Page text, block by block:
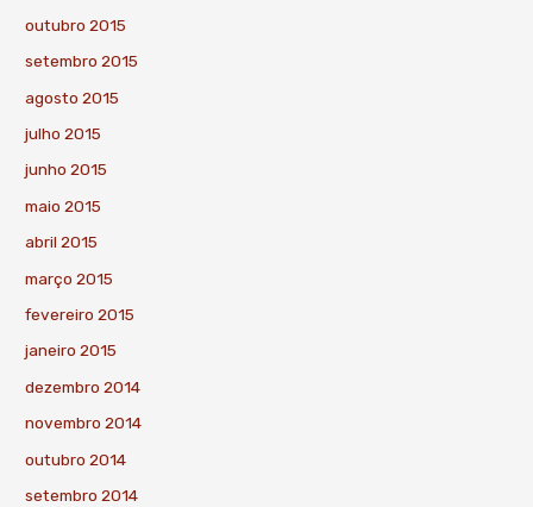
outubro 2015
setembro 2015
agosto 2015
julho 2015
junho 2015
maio 2015
abril 2015
março 2015
fevereiro 2015
janeiro 2015
dezembro 2014
novembro 2014
outubro 2014
setembro 2014